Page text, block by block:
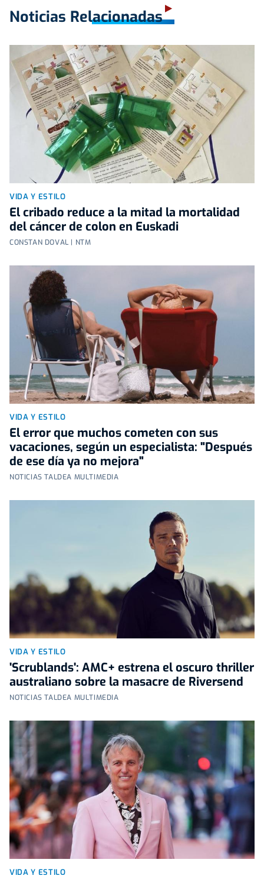
Noticias Relacionadas
VIDA Y ESTILO
El cribado reduce a la mitad la mortalidad
del cáncer de colon en Euskadi
CONSTAN DOVAL | NTM
VIDA Y ESTILO
El error que muchos cometen con sus
vacaciones, según un especialista: "Después
de ese día ya no mejora"
NOTICIAS TALDEA MULTIMEDIA
VIDA Y ESTILO
'Scrublands': AMC+ estrena el oscuro thriller
australiano sobre la masacre de Riversend
NOTICIAS TALDEA MULTIMEDIA
VIDA Y ESTILO